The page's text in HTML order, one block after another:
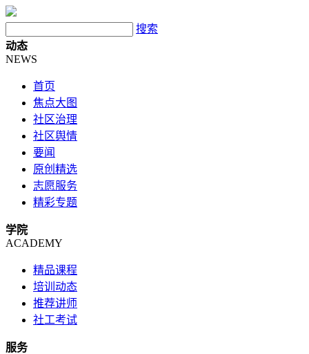
搜索
动态
NEWS
首页
焦点大图
社区治理
社区舆情
要闻
原创精选
志愿服务
精彩专题
学院
ACADEMY
精品课程
培训动态
推荐讲师
社工考试
服务